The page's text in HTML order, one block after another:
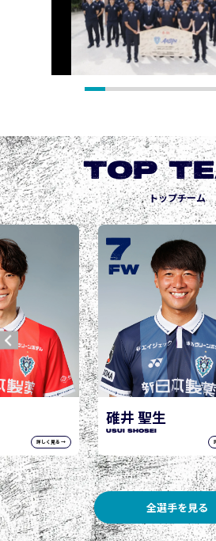
TOP
トップチーム
7
FW
9
全選手を見る